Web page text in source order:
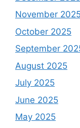
November
October 2025
September
August 2025
July 2025
June 2025
May 2025